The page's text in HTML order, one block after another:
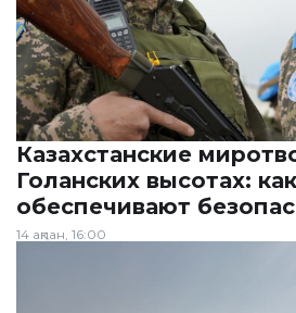
Казахстанские
Голанских высотах:
обеспечивают
14 ақпан, 16:00